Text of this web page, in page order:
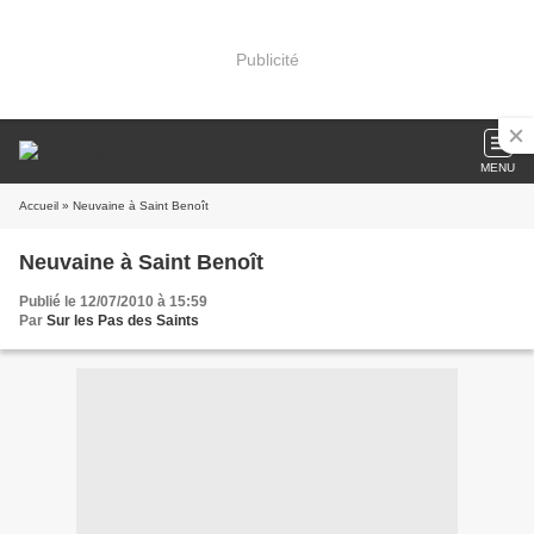
Publicité
MENU
Accueil » Neuvaine à Saint Benoît
Neuvaine à Saint Benoît
Publié le 12/07/2010 à 15:59
Par Sur les Pas des Saints